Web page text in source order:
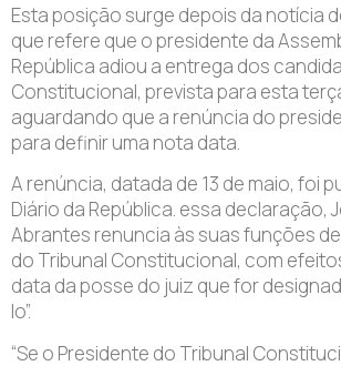
Esta posição surge depois da notícia
que refere que o presidente da
República adiou a entrega dos
Constitucional, prevista para esta
aguardando que a renúncia do
para definir uma nota data.
A renúncia, datada de 13 de maio, foi
Diário da República. essa declaração,
Abrantes renuncia às suas funções
do Tribunal Constitucional, com
data da posse do juiz que for
lo”.
“Se o Presidente do Tribunal